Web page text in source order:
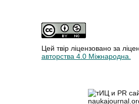
Цей твір ліцензовано за
авторства 4.0 Міжнародна.